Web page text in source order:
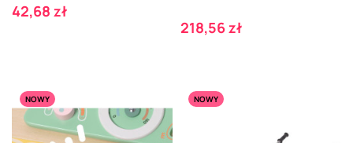
Cena
42,68 zł
Cena
218,56 zł
NOWY NOWY